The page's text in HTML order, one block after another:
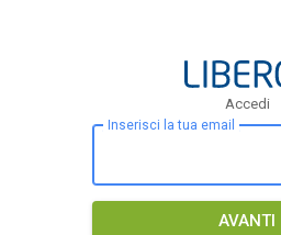
Accedi
Inserisci la tua email
AVANTI